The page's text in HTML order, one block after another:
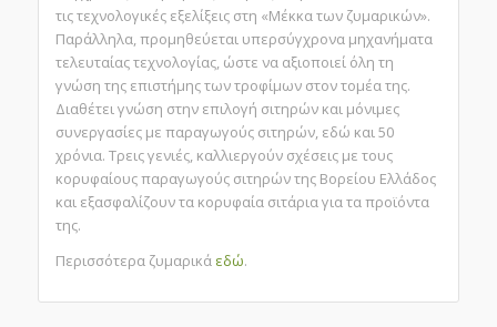
τις τεχνολογικές εξελίξεις στη «Μέκκα των ζυμαρικών».
Παράλληλα, προμηθεύεται υπερσύγχρονα μηχανήματα
τελευταίας τεχνολογίας, ώστε να αξιοποιεί όλη τη
γνώση της επιστήμης των τροφίμων στον τομέα της.
Διαθέτει γνώση στην επιλογή σιτηρών και μόνιμες
συνεργασίες με παραγωγούς σιτηρών, εδώ και 50
χρόνια. Τρεις γενιές, καλλιεργούν σχέσεις με τους
κορυφαίους παραγωγούς σιτηρών της Βορείου Ελλάδος
και εξασφαλίζουν τα κορυφαία σιτάρια για τα προϊόντα
της.
Περισσότερα ζυμαρικά εδώ.